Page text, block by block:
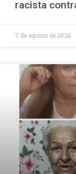
racista
7 de agosto de 2026